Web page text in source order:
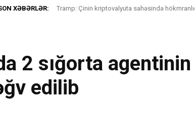
XƏBƏRLƏR: Tramp: Çinin kriptovalyuta sahəsində
2 sığorta agentinin
edilib